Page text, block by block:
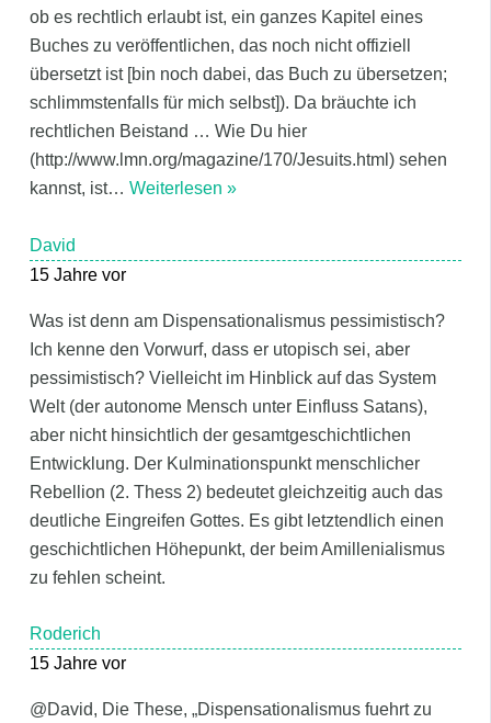
ob es rechtlich erlaubt ist, ein ganzes Kapitel eines
Buches zu veröffentlichen, das noch nicht offiziell
übersetzt ist [bin noch dabei, das Buch zu übersetzen;
schlimmstenfalls für mich selbst]). Da bräuchte ich
rechtlichen Beistand … Wie Du hier
(http://www.lmn.org/magazine/170/Jesuits.html) sehen
kannst, ist… Weiterlesen »
David
15 Jahre vor
Was ist denn am Dispensationalismus pessimistisch?
Ich kenne den Vorwurf, dass er utopisch sei, aber
pessimistisch? Vielleicht im Hinblick auf das System
Welt (der autonome Mensch unter Einfluss Satans),
aber nicht hinsichtlich der gesamtgeschichtlichen
Entwicklung. Der Kulminationspunkt menschlicher
Rebellion (2. Thess 2) bedeutet gleichzeitig auch das
deutliche Eingreifen Gottes. Es gibt letztendlich einen
geschichtlichen Höhepunkt, der beim Amillenialismus
zu fehlen scheint.
Roderich
15 Jahre vor
@David, Die These, „Dispensationalismus fuehrt zu